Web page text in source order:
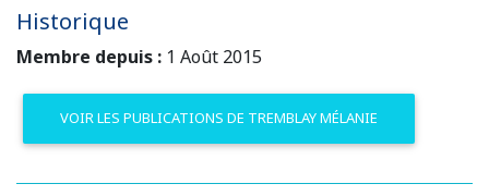
Historique
Membre depuis : 1 Août 2015
VOIR LES PUBLICATIONS DE TREMBLAY MÉLANIE